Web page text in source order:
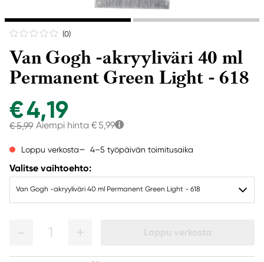
(0)
Van Gogh -akryyliväri 40 ml
Permanent Green Light - 618
€ 4,19
€ 5,99 Aiempi hinta € 5,99
Loppu verkosta 4–5 työpäivän toimitusaika
Valitse vaihtoehto:
Van Gogh -akryyliväri 40 ml Permanent Green Light - 618
1 Loppu verkosta